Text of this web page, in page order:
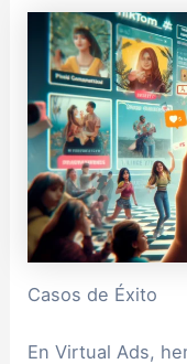
Casos de Éxito
En Virtual Ads,